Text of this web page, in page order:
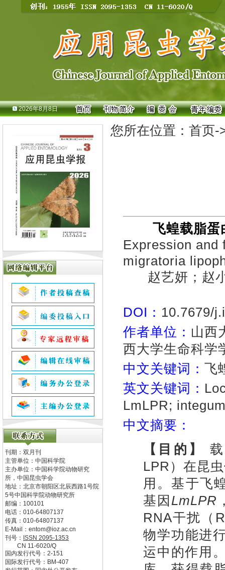
2026年8月8日
刊期：双月刊
主管单位： 中国科学院
主办单位： 中国科学院动物研究
所，中国昆虫学会
地址： 北京市朝阳区北辰西路1号院
5号中国科学院动物研究所
邮编： 100101
电话： 010-64807137
传真： 010-64807137
E-Mail： entom@ioz.ac.cn
刊号： ISSN 2095-1353
CN 11-6020/Q
国内发行代号： 2-151
国际发行代号： BM-407
您所在位置： 首页-
飞蝗载脂
Expression and
migratoria
赵艺妍；赵
DOI： 10.7679/
作者单位： 山西
西大学生命科学
中文关键词： 飞
英文关键词：
LmLPR;
中文摘要：
【目的】
LPR）在昆
用。基于飞
基因 LmLPR
RNA干扰（
物学功能进
运中的作用